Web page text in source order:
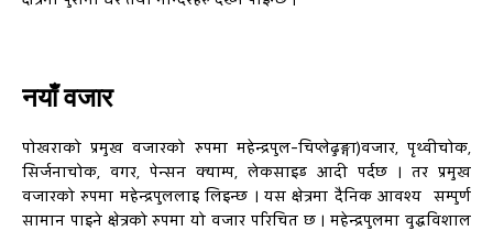
नयाँ वजार
पोखराको प्रमुख वजारको रुपमा महेन्द्रपुल-चिप्लेढुङ्गा)वजार, पृथ्वीचोक,
सिर्जनाचोक, वगर, पेन्सन क्याम्प, लेकसाइड आदी पर्दछ । तर प्रमुख
वजारको रुपमा महेन्द्रपुललाइ लिइन्छ । यस क्षेत्रमा दैनिक आवश्य सम्पुर्ण
सामान पाइने क्षेत्रको रुपमा यो वजार परिचित छ । महेन्द्रपुलमा वुद्धविशाल